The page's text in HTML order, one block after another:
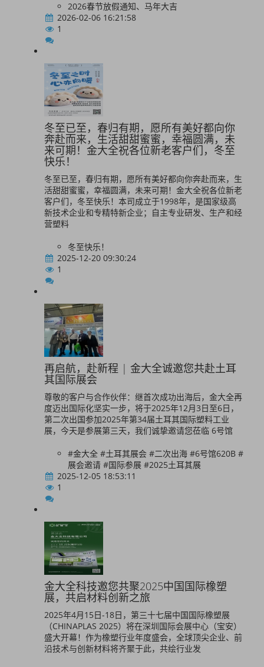
2026春节放假通知、马年大吉
2026-02-06 16:21:58
1
冬至已至，春归有期，愿所有美好都向你
奔赴而来，生活甜甜蜜蜜，幸福圆满，未
来可期！金大全祝各位新老客户们，冬至
快乐！
冬至已至，春归有期，愿所有美好都向你奔赴而来，生
活甜甜蜜蜜，幸福圆满，未来可期！金大全祝各位新老
客户们，冬至快乐！本司成立于1998年，是国家级高
新技术企业和专精特新企业；自主专业研发、生产和经
营塑料
冬至快乐！
2025-12-20 09:30:24
1
再启航，赴新程 | 金大全诚邀您共赴土耳
其国际展会
尊敬的客户与合作伙伴：继首次成功出海后，金大全再
度迈出国际化坚实一步，将于2025年12月3日至6日，
第二次出国参加2025年第34届土耳其国际塑料工业
展，今天是参展第三天，我们诚挚邀请您莅临 6号馆
#金大全 #土耳其展会 #二次出海 #6号馆620B #
展会邀请 #国际参展 #2025土耳其展
2025-12-05 18:53:11
1
金大全科技邀您共聚2025中国国际橡塑
展，共启材料创新之旅
2025年4月15日-18日，第三十七届中国国际橡塑展
（CHINAPLAS 2025）将在深圳国际会展中心（宝安）
盛大开幕！作为橡塑行业年度盛会，全球顶尖企业、前
沿技术与创新材料将齐聚于此，共绘行业发